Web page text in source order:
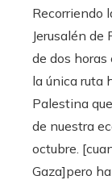
Recorriendo
Jerusalén de
de dos horas
la única ruta
Palestina
de nuestra
octubre.
Gaza]pero